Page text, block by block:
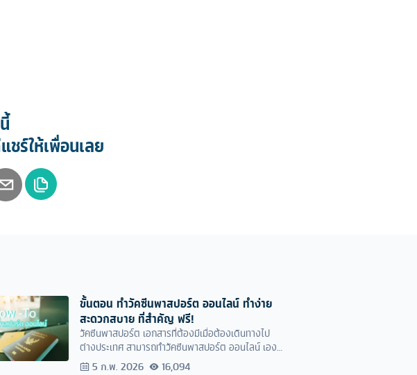
ร์ให้เพื่อนเลย
ขั้นตอน ทำวัคซีนพาสปอร์ต ออนไลน์ ทำง่าย
สะดวกสบาย ที่สำคัญ ฟรี!
วัคซีนพาสปอร์ต เอกสารที่ต้องมีเมื่อต้องเดินทางไป
ต่างประเทศ สามารถทำวัคซีนพาสปอร์ต ออนไลน์ เอง
ได้ง่ายๆ ผ่านแอปพลิเคชั่นหมอพร้อม
5 ก.พ. 2026 16,094